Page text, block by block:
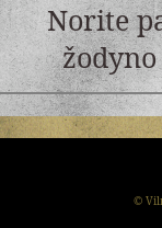
Norite
©